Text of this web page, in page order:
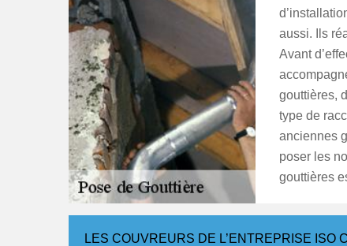
aussi. Ils
Avant
gouttières,
type de
anciennes
poser les
gouttières
LES COUVREURS DE L’ENTREPRISE